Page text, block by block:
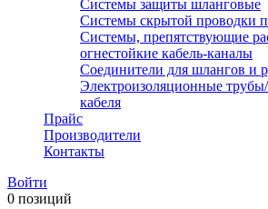
Системы защиты шланговые
Системы скрытой проводки
Системы, препятствующие
огнестойкие кабель-каналы
Соединители для шлангов и
Электроизоляционные
кабеля
Прайс
Производители
Контакты
Войти
0 позиций